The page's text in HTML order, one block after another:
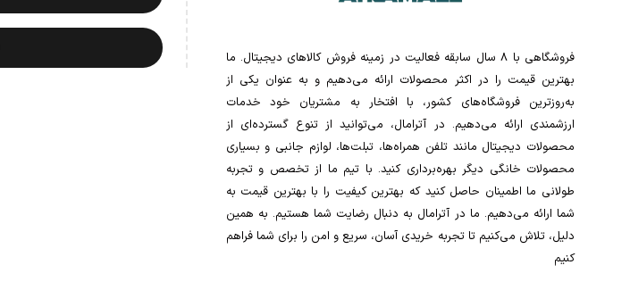
فروشگاهی با 8 سال سابقه فعالیت در زمینه فروش کالاهای دیجیتال. ما
بهترین قیمت را در اکثر محصولات ارائه می‌دهیم و به عنوان یکی از
به‌روزترین فروشگاه‌های کشور، با افتخار به مشتریان خود خدمات
ارزشمندی ارائه می‌دهیم. در آترامال، می‌توانید از تنوع گسترده‌ای از
محصولات دیجیتال مانند تلفن همراه‌ها، تبلت‌ها، لوازم جانبی و بسیاری
محصولات خانگی دیگر بهره‌برداری کنید. با تیم ما از تخصص و تجربه
طولانی ما اطمینان حاصل کنید که بهترین کیفیت را با بهترین قیمت به
شما ارائه می‌دهیم. ما در آترامال به دنبال رضایت شما هستیم. به همین
دلیل، تلاش می‌کنیم تا تجربه خریدی آسان، سریع و امن را برای شما فراهم
کنیم